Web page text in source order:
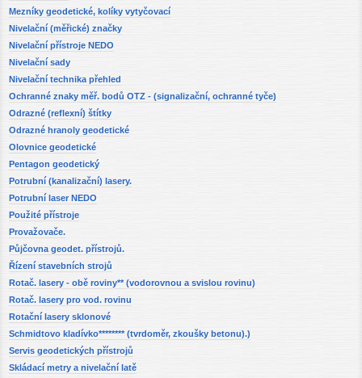
Mezníky geodetické, kolíky vytyčovací
Nivelační (měřické) značky
Nivelační přístroje NEDO
Nivelační sady
Nivelační technika přehled
Ochranné znaky měř. bodů OTZ - (signalizační, ochranné tyče)
Odrazné (reflexní) štítky
Odrazné hranoly geodetické
Olovnice geodetické
Pentagon geodetický
Potrubní (kanalizační) lasery.
Potrubní laser NEDO
Použité přístroje
Provažovače.
Půjčovna geodet. přístrojů.
Řízení stavebních strojů
Rotač. lasery - obě roviny** (vodorovnou a svislou rovinu)
Rotač. lasery pro vod. rovinu
Rotační lasery sklonové
Schmidtovo kladívko******** (tvrdoměr, zkoušky betonu).)
Servis geodetických přístrojů
Skládací metry a nivelační latě